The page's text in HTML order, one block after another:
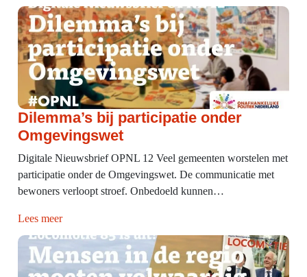
Dilemma’s bij participatie onder
Omgevingswet
Digitale Nieuwsbrief OPNL 12 Veel gemeenten worstelen met
participatie onder de Omgevingswet. De communicatie met
bewoners verloopt stroef. Onbedoeld kunnen…
Lees meer